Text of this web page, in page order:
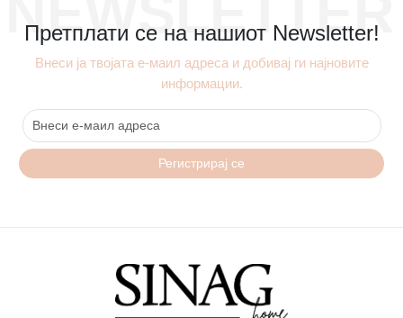
Претплати се на нашиот Newsletter!
Внеси ја твојата е-маил адреса и добивај ги најновите
информации.
Регистрирај се